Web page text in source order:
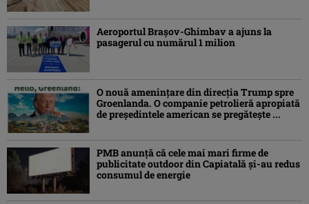
Aeroportul Brașov-Ghimbav a ajuns la
pasagerul cu numărul 1 milion
O nouă amenințare din direcția Trump spre
Groenlanda. O companie petrolieră apropiată
de președintele american se pregătește ...
PMB anunță că cele mai mari firme de
publicitate outdoor din Capiatală și-au redus
consumul de energie